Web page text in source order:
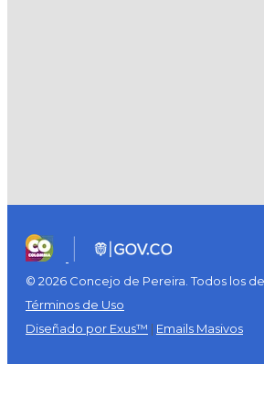
© 2026 Concejo de Pereira. Todos los
Términos de Uso
Diseñado por Exus™ | Emails Masivos